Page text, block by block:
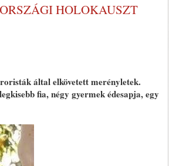
HOLOKAUSZT
által elkövetett merényletek.
fia, négy gyermek édesapja, egy